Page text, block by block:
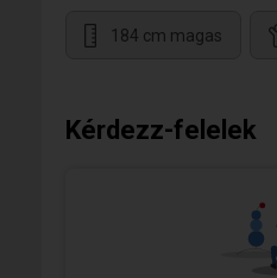
184 cm magas
Kérdezz-felelek